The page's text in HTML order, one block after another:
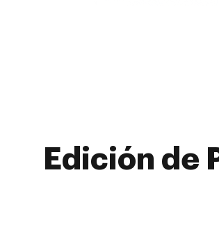
Edición de